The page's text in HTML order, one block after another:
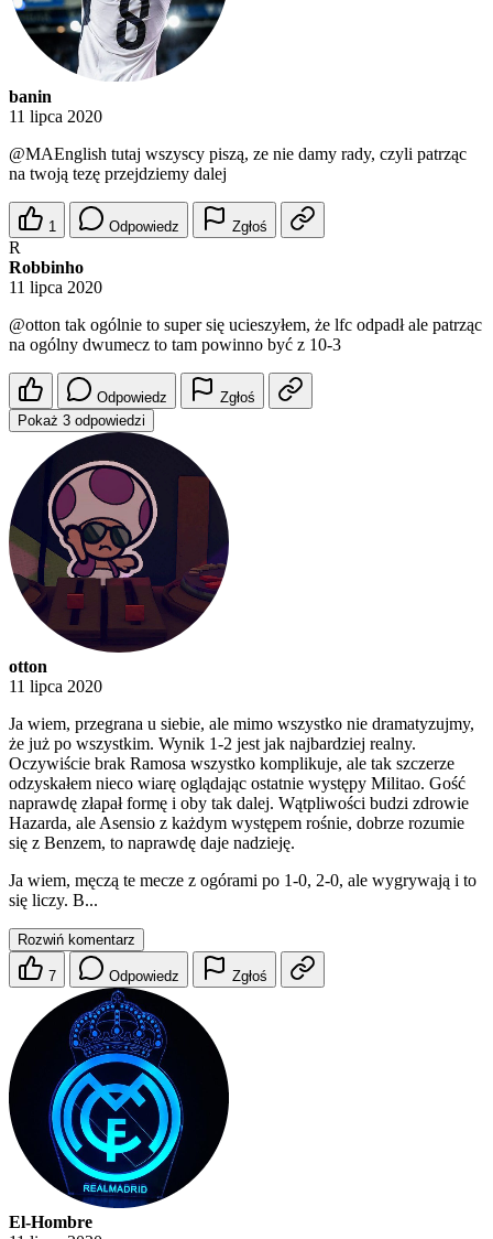
banin
11 lipca 2020
@MAEnglish tutaj wszyscy piszą, ze nie damy rady, czyli patrząc
na twoją tezę przejdziemy dalej
1 Odpowiedz Zgłoś
R
Robbinho
11 lipca 2020
@otton tak ogólnie to super się ucieszyłem, że lfc odpadł ale patrząc
na ogólny dwumecz to tam powinno być z 10-3
Odpowiedz
Zgłoś
Pokaż 3 odpowiedzi
otton
11 lipca 2020
Ja wiem, przegrana u siebie, ale mimo wszystko nie dramatyzujmy,
że już po wszystkim. Wynik 1-2 jest jak najbardziej realny.
Oczywiście brak Ramosa wszystko komplikuje, ale tak szczerze
odzyskałem nieco wiarę oglądając ostatnie występy Militao. Gość
naprawdę złapał formę i oby tak dalej. Wątpliwości budzi zdrowie
Hazarda, ale Asensio z każdym występem rośnie, dobrze rozumie
się z Benzem, to naprawdę daje nadzieję.
Ja wiem, męczą te mecze z ogórami po 1-0, 2-0, ale wygrywają i to
się liczy. B...
Rozwiń komentarz
7 Odpowiedz Zgłoś
El-Hombre